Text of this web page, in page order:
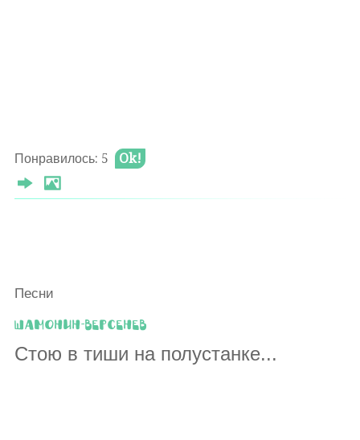
Понравилось: 5 Ok!
Песни
Шамонин-Версенев
Стою в тиши на полустанке...